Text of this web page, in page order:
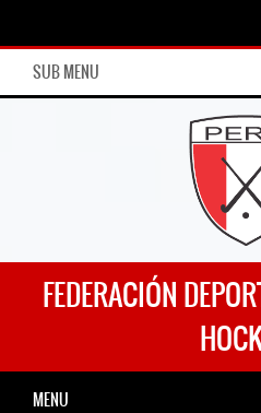
SUB MENU
FEDERACIÓN
MENU